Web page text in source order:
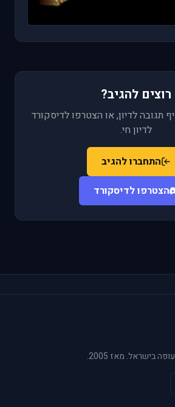
רוצים להגיב?
תגובה לדיון, או הצטרפו לדיסקורד
לדיון חי.
התחברו להגיב
הצטרפו לדיסקורד
בישראל. מאז 2005.